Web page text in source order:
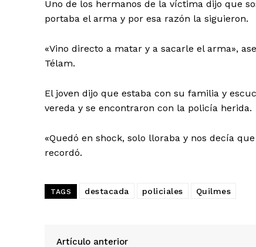
Uno de los hermanos de la víctima dijo que
portaba el arma y por esa razón la siguieron.
«Vino directo a matar y a sacarle el arma»,
Télam.
El joven dijo que estaba con su familia y
vereda y se encontraron con la policía herida.
«Quedó en shock, solo lloraba y nos decía
recordó.
TAGS destacada policiales Quilmes
Artículo anterior